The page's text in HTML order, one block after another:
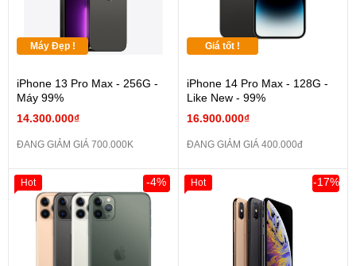
Máy Đẹp !
iPhone 13 Pro Max - 256G -
Máy 99%
14.300.000₫
ĐANG GIẢM GIÁ 700.000K
Giá tốt !
iPhone 14 Pro Max - 128G -
Like New - 99%
16.900.000₫
ĐANG GIẢM GIÁ 400.000đ
-4%
Hot -17%
Hot